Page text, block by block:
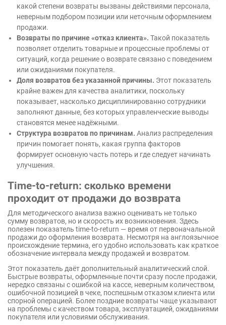
какой степени возвраты вызваны действиями персонала,
неверным подбором позиции или неточным оформлением
продажи.
Возвраты по причине «отказ клиента». Такой показатель
позволяет отделить товарные и процессные проблемы от
ситуаций, когда решение о возврате связано с поведением
или ожиданиями покупателя.
Доля возвратов без указанной причины. Этот показатель
крайне важен для качества аналитики, поскольку
показывает, насколько дисциплинированно сотрудники
заполняют данные, без которых управленческие выводы
становятся менее надёжными.
Структура возвратов по причинам. Анализ распределения
причин помогает понять, какая группа факторов
формирует основную часть потерь и где следует начинать
улучшения.
Time-to-return: сколько времени
проходит от продажи до возврата
Для методического анализа важно оценивать не только
сумму возвратов, но и скорость их возникновения. Здесь
полезен показатель time-to-return — время от первоначальной
продажи до оформления возврата. Несмотря на англоязычное
происхождение термина, его удобно использовать как краткое
обозначение интервала между продажей и возвратом.
Этот показатель даёт дополнительный аналитический слой.
Быстрые возвраты, оформленные почти сразу после продажи,
нередко связаны с ошибкой на кассе, неверным количеством,
ошибочной позицией в чеке, поспешным отказом клиента или
спорной операцией. Более поздние возвраты чаще указывают
на проблемы с качеством товара, эксплуатацией, ожиданиями
покупателя или условиями обслуживания.